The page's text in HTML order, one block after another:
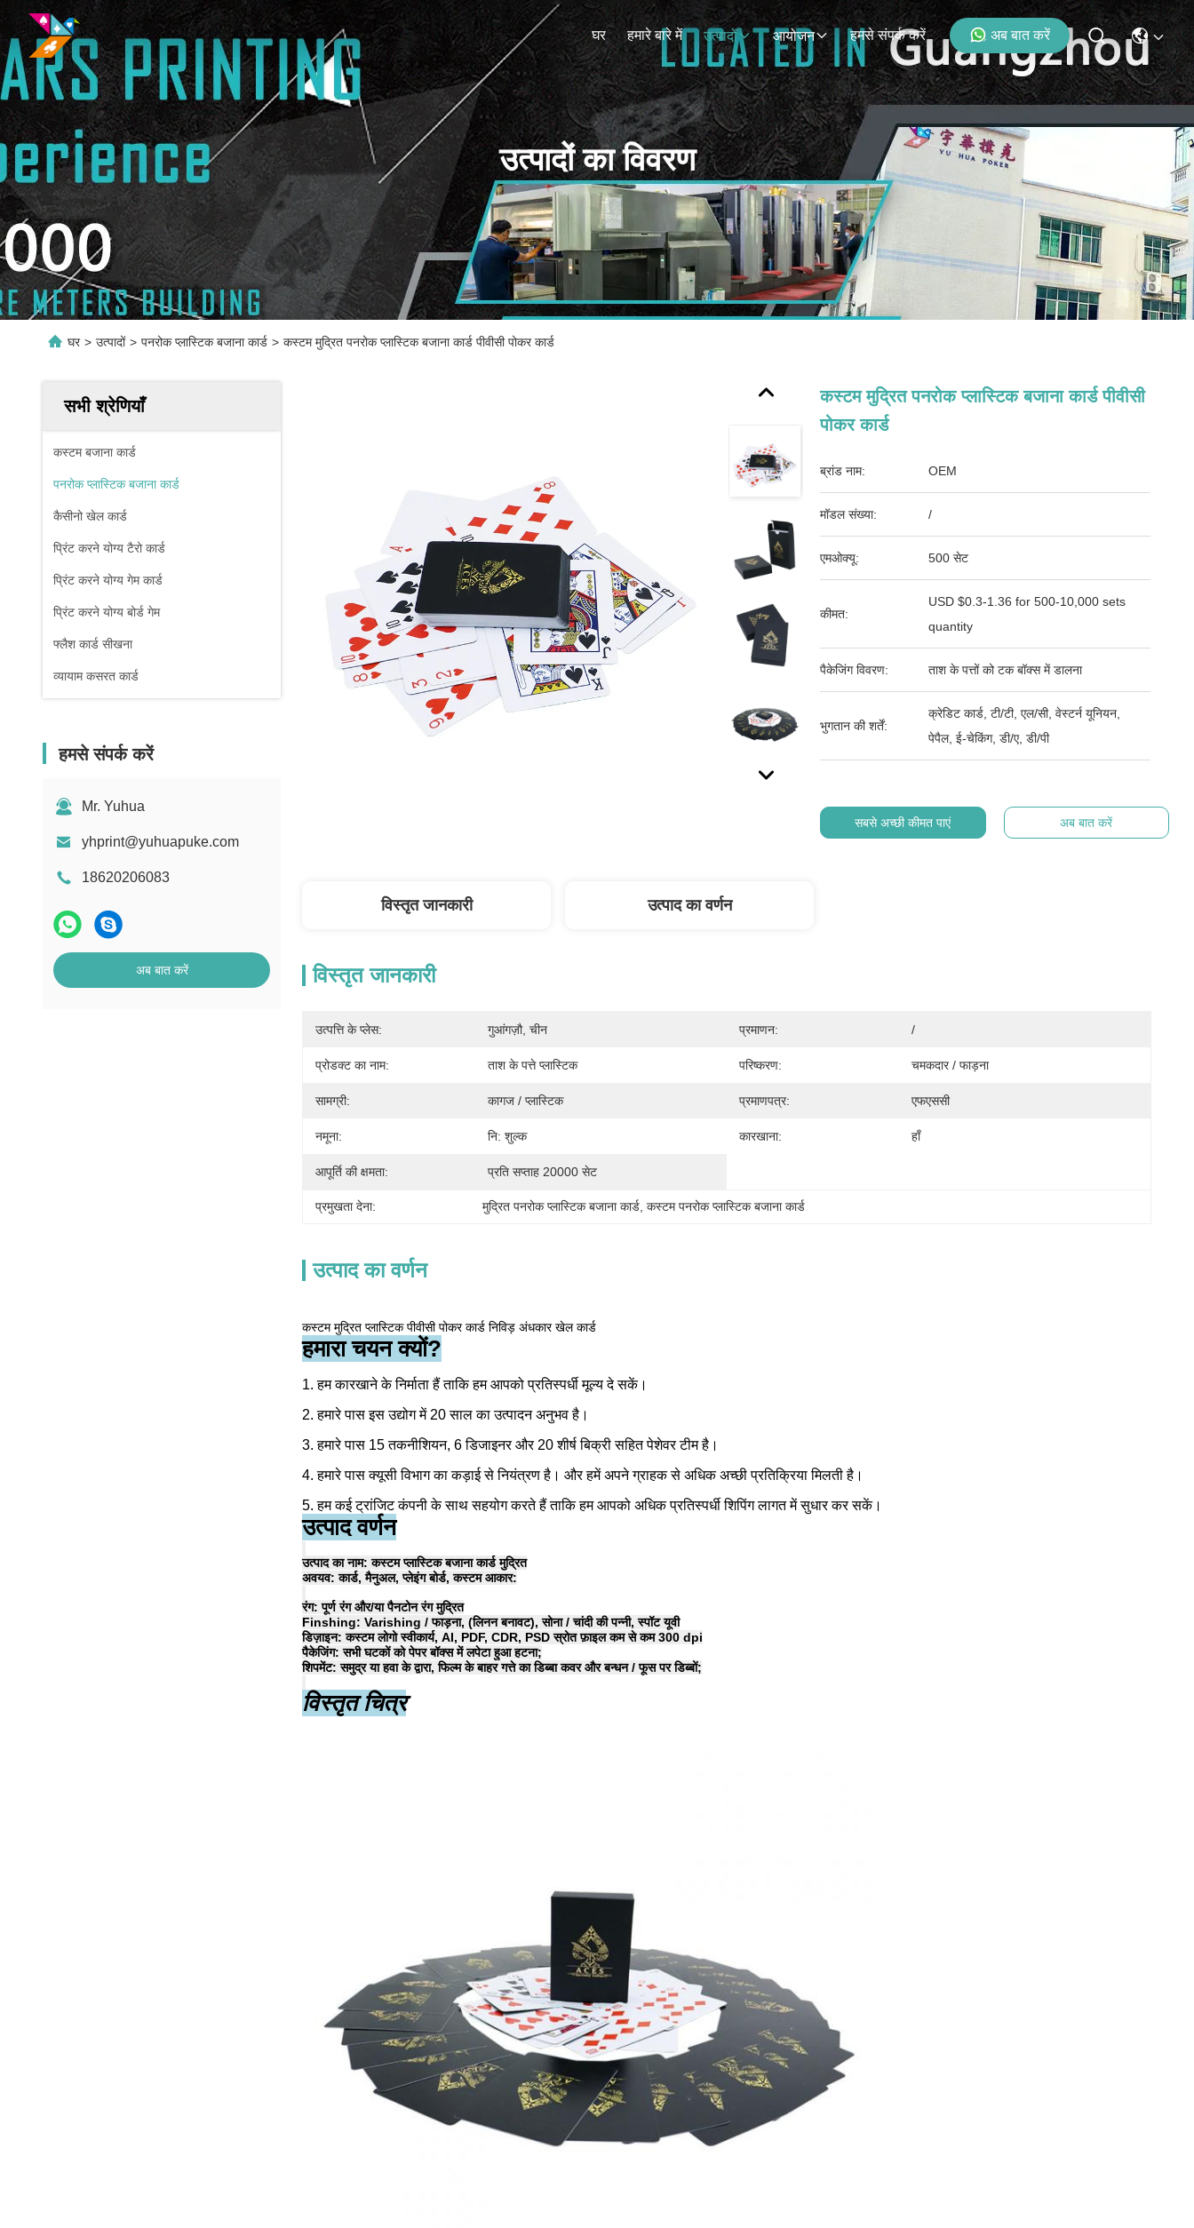
घर हमारे बारे में उत्पादों आयोजन हमसे संपर्क करें अब बात करें
उत्पादों का विवरण
घर > उत्पादों > पनरोक प्लास्टिक बजाना कार्ड > कस्टम मुद्रित पनरोक प्लास्टिक बजाना कार्ड पीवीसी पोकर कार्ड
सभी श्रेणियाँ
कस्टम बजाना कार्ड
पनरोक प्लास्टिक बजाना कार्ड
कैसीनो खेल कार्ड
प्रिंट करने योग्य टैरो कार्ड
प्रिंट करने योग्य गेम कार्ड
प्रिंट करने योग्य बोर्ड गेम
फ्लैश कार्ड सीखना
व्यायाम कसरत कार्ड
हमसे संपर्क करें
Mr. Yuhua
yhprint@yuhuapuke.com
18620206083
अब बात करें
कस्टम मुद्रित पनरोक प्लास्टिक बजाना कार्ड पीवीसी
पोकर कार्ड
ब्रांड नाम: OEM
मॉडल संख्या: /
एमओक्यू: 500 सेट
कीमत:
USD $0.3-1.36 for 500-10,000 sets
quantity
पैकेजिंग विवरण: ताश के पत्तों को टक बॉक्स में डालना
भुगतान की शर्तें:
क्रेडिट कार्ड, टी/टी, एल/सी, वेस्टर्न यूनियन,
पेपैल, ई-चेकिंग, डी/ए, डी/पी
सबसे अच्छी कीमत पाएं अब बात करें
विस्तृत जानकारी उत्पाद का वर्णन
विस्तृत जानकारी
उत्पत्ति के प्लेस: गुआंगज़ौ, चीन प्रमाणन: /
प्रोडक्ट का नाम: ताश के पत्ते प्लास्टिक परिष्करण: चमकदार / फाड़ना
सामग्री: कागज / प्लास्टिक प्रमाणपत्र: एफएससी
नमूना: नि: शुल्क कारखाना: हाँ
आपूर्ति की क्षमता: प्रति सप्ताह 20000 सेट
प्रमुखता देना: मुद्रित पनरोक प्लास्टिक बजाना कार्ड , कस्टम पनरोक प्लास्टिक बजाना कार्ड
उत्पाद का वर्णन
कस्टम मुद्रित प्लास्टिक पीवीसी पोकर कार्ड निविड़ अंधकार खेल कार्ड
हमारा चयन क्यों?
1. हम कारखाने के निर्माता हैं ताकि हम आपको प्रतिस्पर्धी मूल्य दे सकें।
2. हमारे पास इस उद्योग में 20 साल का उत्पादन अनुभव है।
3. हमारे पास 15 तकनीशियन, 6 डिजाइनर और 20 शीर्ष बिक्री सहित पेशेवर टीम है।
4. हमारे पास क्यूसी विभाग का कड़ाई से नियंत्रण है। और हमें अपने ग्राहक से अधिक अच्छी प्रतिक्रिया मिलती है।
5. हम कई ट्रांजिट कंपनी के साथ सहयोग करते हैं ताकि हम आपको अधिक प्रतिस्पर्धी शिपिंग लागत में सुधार कर सकें।
उत्पाद वर्णन
उत्पाद का नाम: कस्टम प्लास्टिक बजाना कार्ड मुद्रित
अवयव: कार्ड, मैनुअल, प्लेइंग बोर्ड, कस्टम आकार:
रंग: पूर्ण रंग और/या पैनटोन रंग मुद्रित
Finshing: Varishing / फाड़ना, (लिनन बनावट), सोना / चांदी की पन्नी, स्पॉट यूवी
डिज़ाइन: कस्टम लोगो स्वीकार्य, AI, PDF, CDR, PSD स्रोत फ़ाइल कम से कम 300 dpi
पैकेजिंग: सभी घटकों को पेपर बॉक्स में लपेटा हुआ हटना;
शिपमेंट: समुद्र या हवा के द्वारा, फिल्म के बाहर गत्ते का डिब्बा कवर और बन्धन / फूस पर डिब्बों;
विस्तृत चित्र